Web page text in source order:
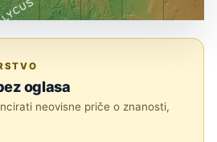
oglasa
neovisne priče o znanosti,